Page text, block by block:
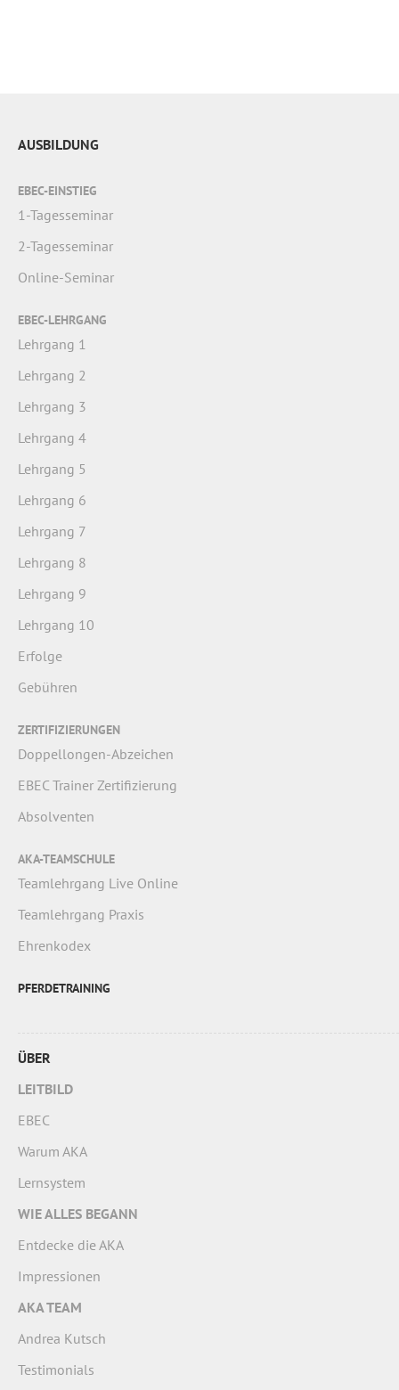
AUSBILDUNG
EBEC-EINSTIEG
1-Tagesseminar
2-Tagesseminar
Online-Seminar
EBEC-LEHRGANG
Lehrgang 1
Lehrgang 2
Lehrgang 3
Lehrgang 4
Lehrgang 5
Lehrgang 6
Lehrgang 7
Lehrgang 8
Lehrgang 9
Lehrgang 10
Erfolge
Gebühren
ZERTIFIZIERUNGEN
Doppellongen-Abzeichen
EBEC Trainer Zertifizierung
Absolventen
AKA-TEAMSCHULE
Teamlehrgang Live Online
Teamlehrgang Praxis
Ehrenkodex
PFERDETRAINING
ÜBER
LEITBILD
EBEC
Warum AKA
Lernsystem
WIE ALLES BEGANN
Entdecke die AKA
Impressionen
AKA TEAM
Andrea Kutsch
Testimonials